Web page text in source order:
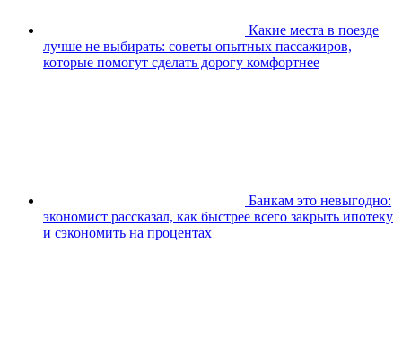
Какие места в поезде
лучше не выбирать: советы опытных пассажиров,
которые помогут сделать дорогу комфортнее
Банкам это невыгодно:
экономист рассказал, как быстрее всего закрыть ипотеку
и сэкономить на процентах